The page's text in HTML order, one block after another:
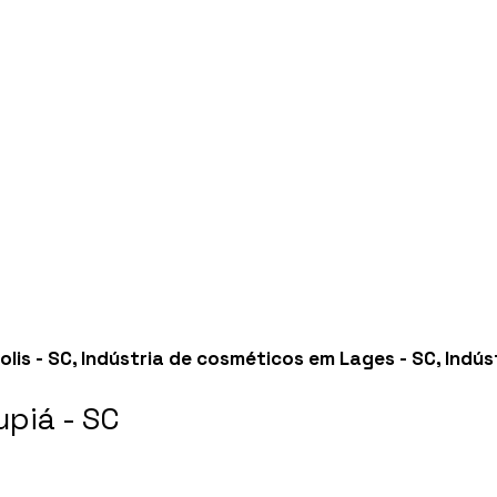
- SC, Indústria de cosméticos em Lages - SC,
- SC